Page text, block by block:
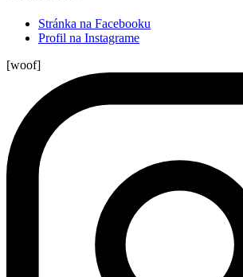
Stránka na Facebooku
Profil na Instagrame
[woof]